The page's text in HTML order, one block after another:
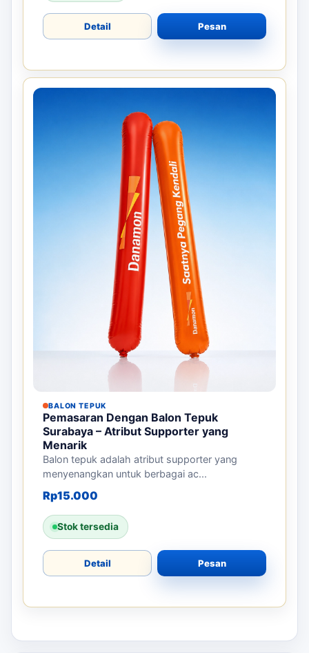
Detail Pesan
BALON TEPUK
Pemasaran Dengan Balon Tepuk
Surabaya – Atribut Supporter yang
Menarik
Balon tepuk adalah atribut supporter yang
menyenangkan untuk berbagai ac...
Rp15.000
Stok tersedia
Detail Pesan